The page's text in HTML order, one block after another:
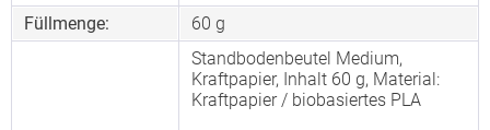
Füllmenge:
60 g
Standbodenbeutel Medium,
Kraftpapier, Inhalt 60 g, Material:
Kraftpapier / biobasiertes PLA